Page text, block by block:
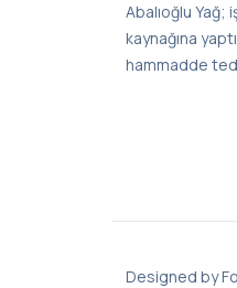
Abalıoğlu
kaynağına
hammadde
Designed by